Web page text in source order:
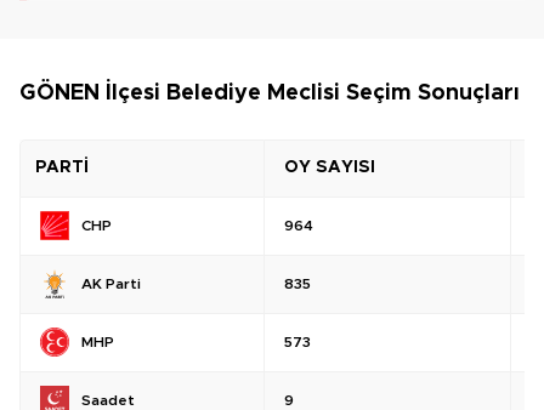
GÖNEN İlçesi Belediye Meclisi Seçim Sonuçları
PARTİ OY SAYISI
CHP 964
AK Parti 835
MHP 573
Saadet 9